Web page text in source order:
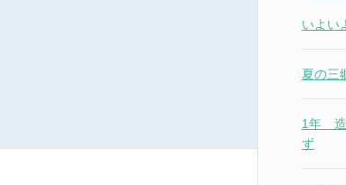
いよい
夏の三
1年 造
ず